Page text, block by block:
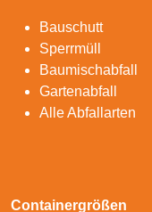
Bauschutt
Sperrmüll
Baumischabfall
Gartenabfall
Alle Abfallarten
Containergrößen